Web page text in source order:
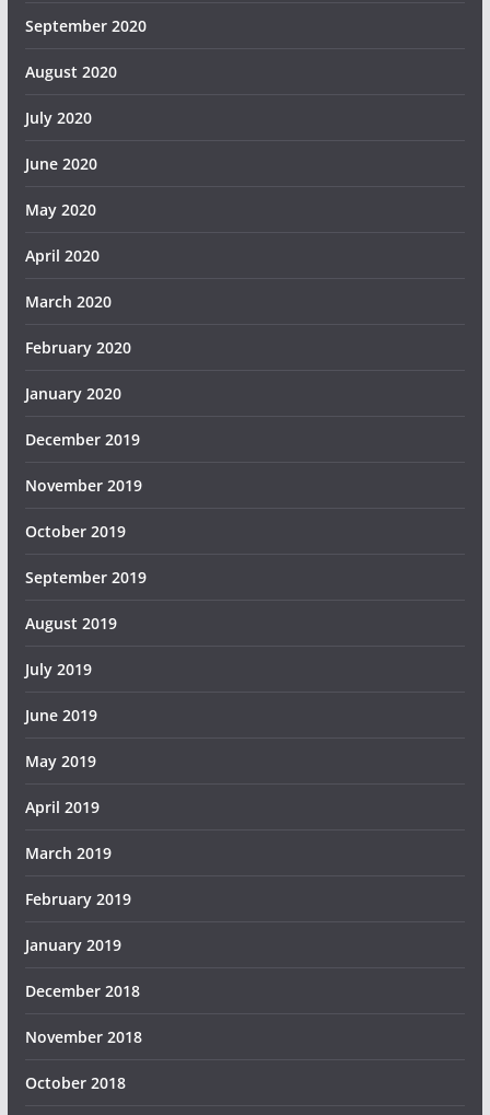
September 2020
August 2020
July 2020
June 2020
May 2020
April 2020
March 2020
February 2020
January 2020
December 2019
November 2019
October 2019
September 2019
August 2019
July 2019
June 2019
May 2019
April 2019
March 2019
February 2019
January 2019
December 2018
November 2018
October 2018